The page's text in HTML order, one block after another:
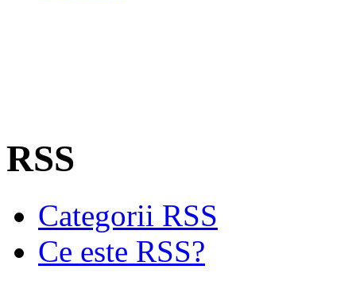
RSS
Categorii RSS
Ce este RSS?